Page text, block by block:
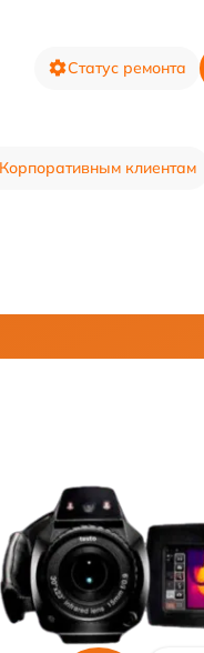
Статус ремонта
Корпоративным клиентам